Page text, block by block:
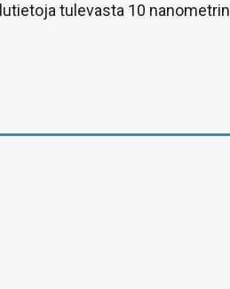
tulevasta 10 nanometrin